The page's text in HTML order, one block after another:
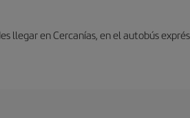
en Cercanías, en el autobús